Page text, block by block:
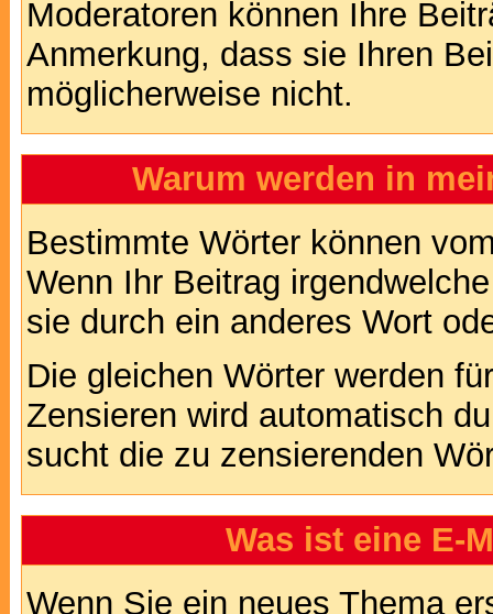
Moderatoren können Ihre
Anmerkung, dass sie Ihren
möglicherweise nicht.
Warum werden in
Bestimmte Wörter können
Wenn Ihr Beitrag
sie durch ein anderes Wort
Die gleichen Wörter werden
Zensieren wird automatisch
sucht die zu zensierenden
Was ist eine E-
Wenn Sie ein neues Thema